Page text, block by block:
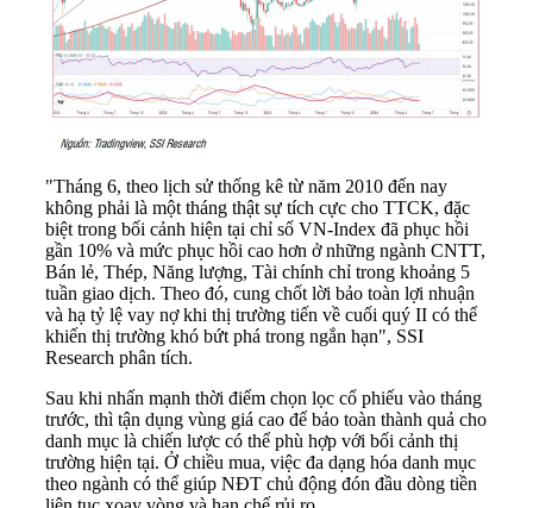
"Tháng 6, theo lịch sử thống kê từ năm 2010 đến nay
không phải là một tháng thật sự tích cực cho TTCK, đặc
biệt trong bối cảnh hiện tại chỉ số VN-Index đã phục hồi
gần 10% và mức phục hồi cao hơn ở những ngành CNTT,
Bán lẻ, Thép, Năng lượng, Tài chính chỉ trong khoảng 5
tuần giao dịch. Theo đó, cung chốt lời bảo toàn lợi nhuận
và hạ tỷ lệ vay nợ khi thị trường tiến về cuối quý II có thể
khiến thị trường khó bứt phá trong ngắn hạn", SSI
Research phân tích.
Sau khi nhấn mạnh thời điểm chọn lọc cổ phiếu vào tháng
trước, thì tận dụng vùng giá cao để bảo toàn thành quả cho
danh mục là chiến lược có thể phù hợp với bối cảnh thị
trường hiện tại. Ở chiều mua, việc đa dạng hóa danh mục
theo ngành có thể giúp NĐT chủ động đón đầu dòng tiền